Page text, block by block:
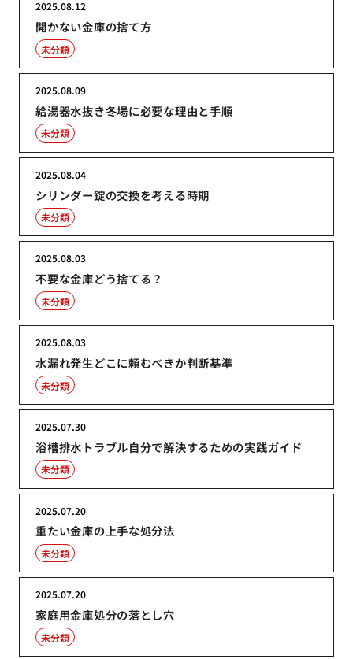
開かない金庫の捨て方
2025.08.12
未分類
給湯器水抜き冬場に必要な理由と手順
2025.08.09
未分類
シリンダー錠の交換を考える時期
2025.08.04
未分類
不要な金庫どう捨てる？
2025.08.03
未分類
水漏れ発生どこに頼むべきか判断基準
2025.08.03
未分類
浴槽排水トラブル自分で解決するための実践ガイド
2025.07.30
未分類
重たい金庫の上手な処分法
2025.07.20
未分類
家庭用金庫処分の落とし穴
2025.07.20
未分類